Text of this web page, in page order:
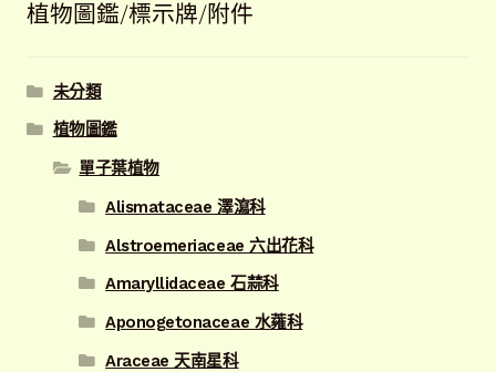
植物圖鑑/標示牌/附件
未分類
植物圖鑑
單子葉植物
Alismataceae 澤瀉科
Alstroemeriaceae 六出花科
Amaryllidaceae 石蒜科
Aponogetonaceae 水蕹科
Araceae 天南星科